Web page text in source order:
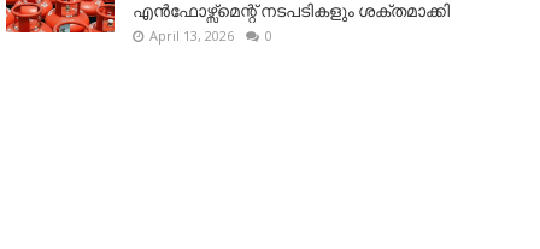
എൻഫോഴ്സ്മെന്റ് നടപടികളും ശക്തമാക്കി
April 13, 2026 0